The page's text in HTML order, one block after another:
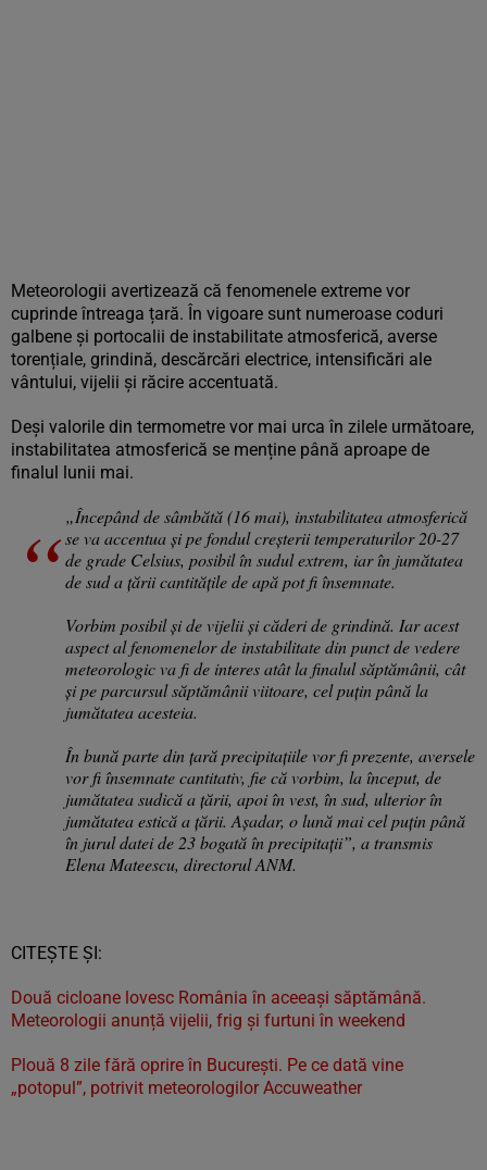
Meteorologii avertizează că fenomenele extreme vor
cuprinde întreaga țară. În vigoare sunt numeroase coduri
galbene și portocalii de instabilitate atmosferică, averse
torențiale, grindină, descărcări electrice, intensificări ale
vântului, vijelii și răcire accentuată.
Deși valorile din termometre vor mai urca în zilele următoare,
instabilitatea atmosferică se menține până aproape de
finalul lunii mai.
„Începând de sâmbătă (16 mai), instabilitatea atmosferică
se va accentua și pe fondul creșterii temperaturilor 20-27
de grade Celsius, posibil în sudul extrem, iar în jumătatea
de sud a țării cantitățile de apă pot fi însemnate.
Vorbim posibil și de vijelii și căderi de grindină. Iar acest
aspect al fenomenelor de instabilitate din punct de vedere
meteorologic va fi de interes atât la finalul săptămânii, cât
și pe parcursul săptămânii viitoare, cel puțin până la
jumătatea acesteia.
În bună parte din țară precipitațiile vor fi prezente, aversele
vor fi însemnate cantitativ, fie că vorbim, la început, de
jumătatea sudică a țării, apoi în vest, în sud, ulterior în
jumătatea estică a țării. Așadar, o lună mai cel puțin până
în jurul datei de 23 bogată în precipitații”, a transmis
Elena Mateescu, directorul ANM.
CITEȘTE ȘI:
Două cicloane lovesc România în aceeași săptămână.
Meteorologii anunță vijelii, frig și furtuni în weekend
Plouă 8 zile fără oprire în București. Pe ce dată vine
„potopul”, potrivit meteorologilor Accuweather